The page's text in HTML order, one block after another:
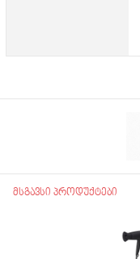
მსგავსი პროდუქტები